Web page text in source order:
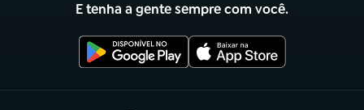
E tenha a gente sempre com você.